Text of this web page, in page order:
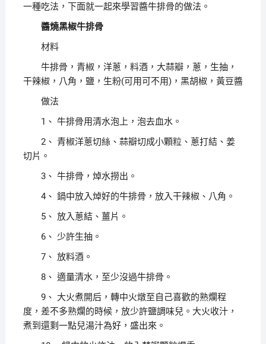
一種吃法，下面就一起來學習醬牛排骨的做法。
醬燒黑椒牛排骨
材料
牛排骨，青椒，洋蔥，料酒，大蒜瓣，蔥，生抽，
干辣椒，八角，鹽，生粉(可用可不用)，黑胡椒，黃豆醬
做法
1、 牛排骨用清水泡上，泡去血水。
2、 青椒洋蔥切絲、蒜瓣切成小顆粒、蔥打結、姜
切片。
3、 牛排骨，焯水撈出。
4、 鍋中放入焯好的牛排骨，放入干辣椒、八角。
5、 放入蔥結、薑片。
6、 少許生抽。
7、 放料酒。
8、 適量清水，至少沒過牛排骨。
9、 大火煮開后，轉中火燉至自己喜歡的熟爛程
度，差不多熟爛的時候，放少許鹽調味兒。大火收汁，
煮到還剩一點兒湯汁為好，盛出來。